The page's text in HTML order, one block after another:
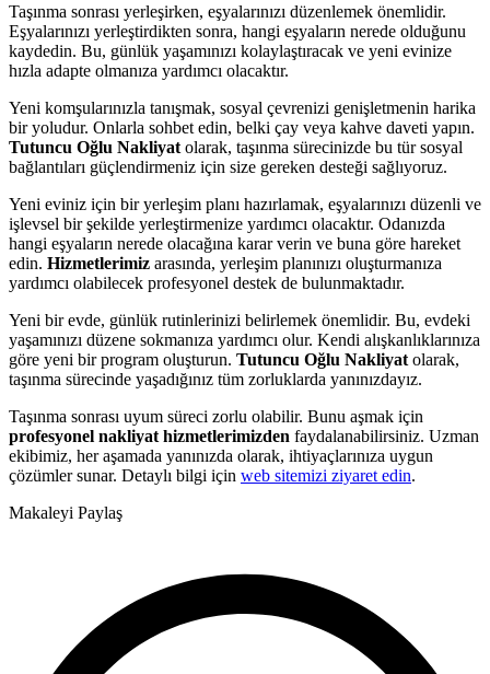
Taşınma sonrası yerleşirken, eşyalarınızı düzenlemek önemlidir.
Eşyalarınızı yerleştirdikten sonra, hangi eşyaların nerede olduğunu
kaydedin. Bu, günlük yaşamınızı kolaylaştıracak ve yeni evinize
hızla adapte olmanıza yardımcı olacaktır.
Yeni komşularınızla tanışmak, sosyal çevrenizi genişletmenin harika
bir yoludur. Onlarla sohbet edin, belki çay veya kahve daveti yapın.
Tutuncu Oğlu Nakliyat olarak, taşınma sürecinizde bu tür sosyal
bağlantıları güçlendirmeniz için size gereken desteği sağlıyoruz.
Yeni eviniz için bir yerleşim planı hazırlamak, eşyalarınızı düzenli ve
işlevsel bir şekilde yerleştirmenize yardımcı olacaktır. Odanızda
hangi eşyaların nerede olacağına karar verin ve buna göre hareket
edin. Hizmetlerimiz arasında, yerleşim planınızı oluşturmanıza
yardımcı olabilecek profesyonel destek de bulunmaktadır.
Yeni bir evde, günlük rutinlerinizi belirlemek önemlidir. Bu, evdeki
yaşamınızı düzene sokmanıza yardımcı olur. Kendi alışkanlıklarınıza
göre yeni bir program oluşturun. Tutuncu Oğlu Nakliyat olarak,
taşınma sürecinde yaşadığınız tüm zorluklarda yanınızdayız.
Taşınma sonrası uyum süreci zorlu olabilir. Bunu aşmak için
profesyonel nakliyat hizmetlerimizden faydalanabilirsiniz. Uzman
ekibimiz, her aşamada yanınızda olarak, ihtiyaçlarınıza uygun
çözümler sunar. Detaylı bilgi için web sitemizi ziyaret edin.
Makaleyi Paylaş